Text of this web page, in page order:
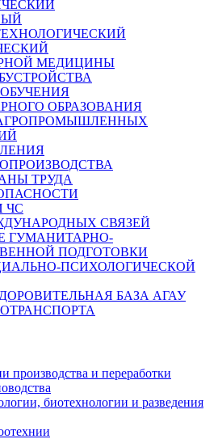
МЕДИЦИНЫ
ОБРАЗОВАНИЯ
ТРУДА
ЧС
СВЯЗЕЙ
ГУМАНИТАРНО-
ПОДГОТОВКИ
ПСИХОЛОГИЧЕСКОЙ
БАЗА АГАУ
производства и переработки
биотехнологии и разведения